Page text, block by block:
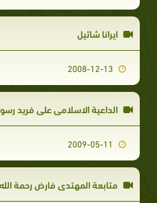
ايرانا شائيل
الداعية الاسلامى على فريد
متابعة المهتدى فارض رحمة الله